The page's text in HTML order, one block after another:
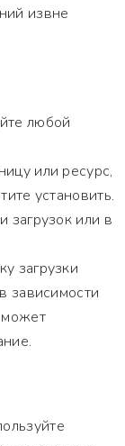
извне
любой
или ресурс,
установить.
загрузок или в
загрузки
зависимости
может